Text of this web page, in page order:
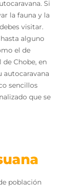
Si
la fauna y la
visitar.
alguno
el de
de Chobe, en
autocaravana
sencillos
que se
población